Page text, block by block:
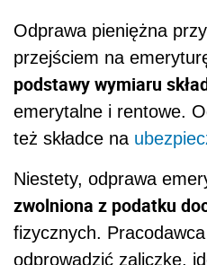
Odprawa pieniężna
przejściem na
podstawy wymiaru
emerytalne i rentowe.
też składce na
Niestety, odprawa
zwolniona z podatku
fizycznych.
odprowadzić zaliczkę,